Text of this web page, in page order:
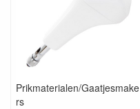
Prikmaterialen/Gaatjesmake
rs